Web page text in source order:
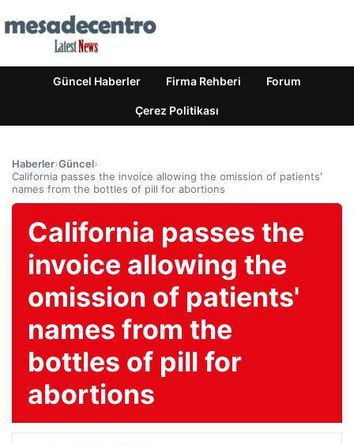
Güncel Haberler Firma Rehberi Forum
Çerez Politikası
Haberler›Güncel›
California passes the invoice allowing the omission of patients'
names from the bottles of pill for abortions
California passes the
invoice allowing the
omission of patients'
names from the
bottles of pill for
abortions